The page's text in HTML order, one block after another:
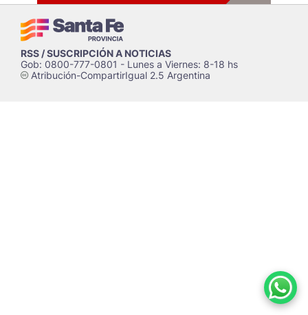
RSS / SUSCRIPCIÓN A NOTICIAS
Gob: 0800-777-0801 - Lunes a Viernes: 8-18 hs
cAtribución-CompartirIgual 2.5 Argentina